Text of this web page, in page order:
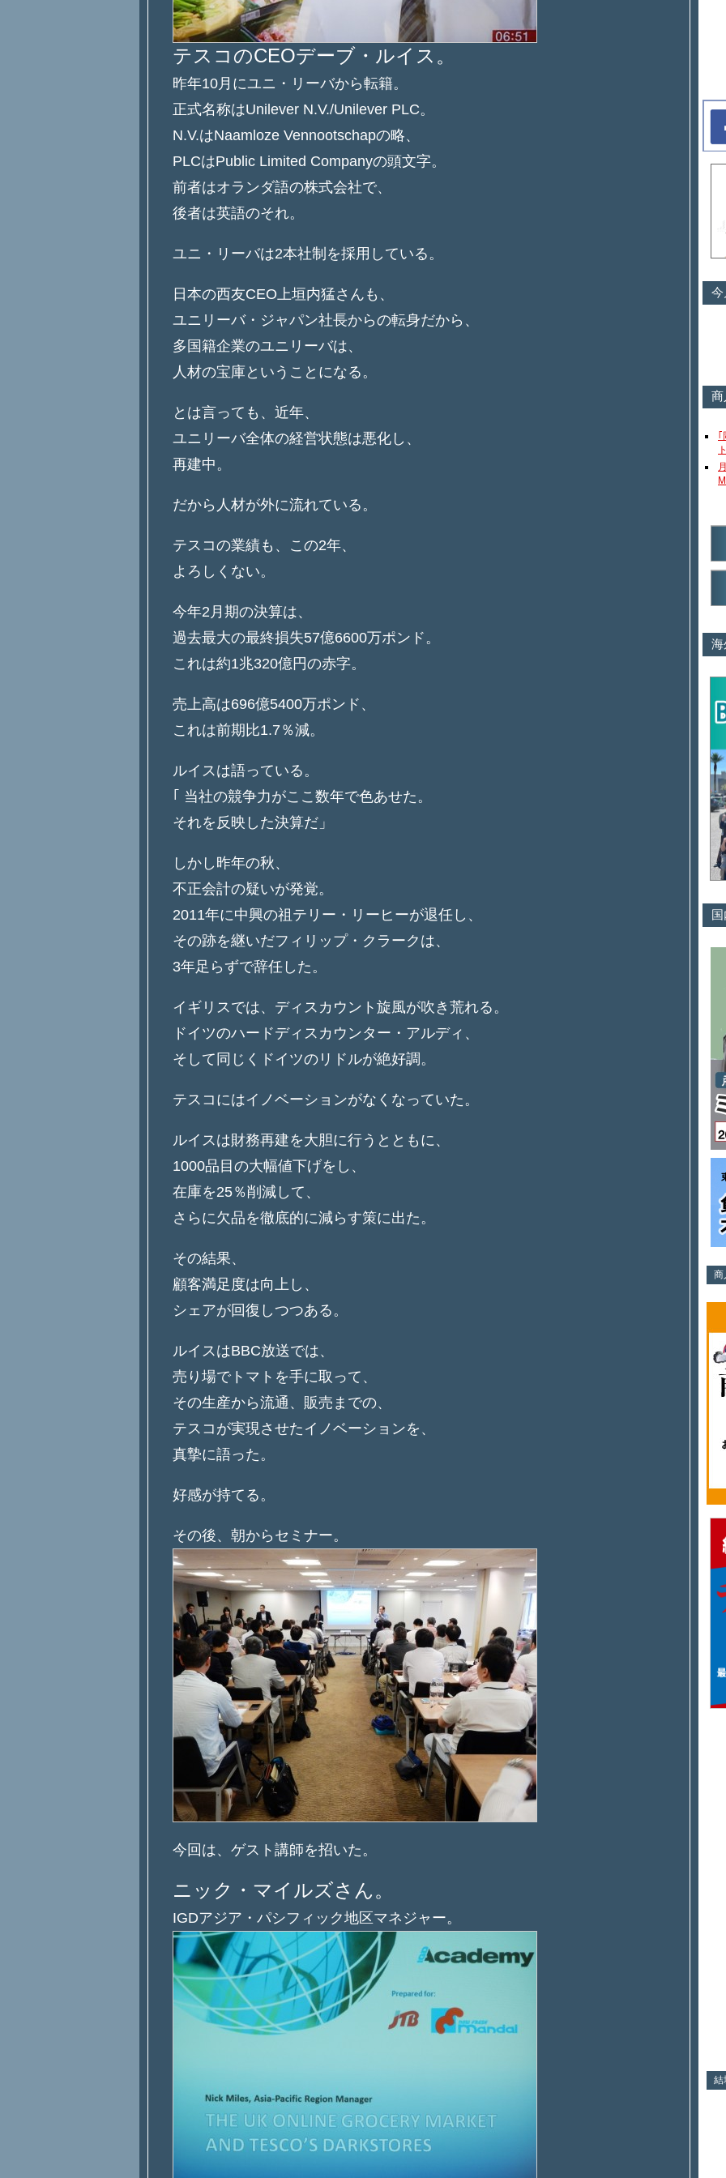
テスコのCEOデーブ・ルイス。
昨年10月にユニ・リーバから転籍。
正式名称はUnilever N.V./Unilever PLC。
N.V.はNaamloze Vennootschapの略、
PLCはPublic Limited Companyの頭文字。
前者はオランダ語の株式会社で、
後者は英語のそれ。
ユニ・リーバは2本社制を採用している。
日本の西友CEO上垣内猛さんも、
ユニリーバ・ジャパン社長からの転身だから、
多国籍企業のユニリーバは、
人材の宝庫ということになる。
とは言っても、近年、
ユニリーバ全体の経営状態は悪化し、
再建中。
だから人材が外に流れている。
テスコの業績も、この2年、
よろしくない。
今年2月期の決算は、
過去最大の最終損失57億6600万ポンド。
これは約1兆320億円の赤字。
売上高は696億5400万ポンド、
これは前期比1.7％減。
ルイスは語っている。
｢ 当社の競争力がここ数年で色あせた。
それを反映した決算だ」
しかし昨年の秋、
不正会計の疑いが発覚。
2011年に中興の祖テリー・リーヒーが退任し、
その跡を継いだフィリップ・クラークは、
3年足らずで辞任した。
イギリスでは、ディスカウント旋風が吹き荒れる。
ドイツのハードディスカウンター・アルディ、
そして同じくドイツのリドルが絶好調。
テスコにはイノベーションがなくなっていた。
ルイスは財務再建を大胆に行うとともに、
1000品目の大幅値下げをし、
在庫を25％削減して、
さらに欠品を徹底的に減らす策に出た。
その結果、
顧客満足度は向上し、
シェアが回復しつつある。
ルイスはBBC放送では、
売り場でトマトを手に取って、
その生産から流通、販売までの、
テスコが実現させたイノベーションを、
真摯に語った。
好感が持てる。
その後、朝からセミナー。
今回は、ゲスト講師を招いた。
ニック・マイルズさん。
IGDアジア・パシフィック地区マネジャー。
｢
商
結